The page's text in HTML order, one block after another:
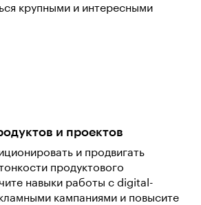
крупными и интересными
и проектов
и продвигать
продуктового
навыки работы с digital-
кампаниями и повысите